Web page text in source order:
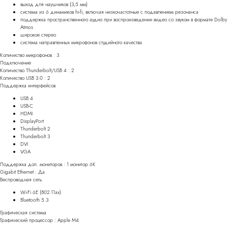
выход для наушников (3,5 мм)
система из 6 динамиков hi-fi, включая низкочастотные с подавлением резонанса
поддержка пространственного аудио при воспроизведении видео со звуком в формате Dolby
Atmos
широкое стерео
система направленных микрофонов студийного качества
Количество микрофонов : 3
Подключение
Количество Thunderbolt/USB 4 : 2
Количество USB 3.0 : 2
Поддержка интерфейсов
USB 4
USB-C
HDMI
DisplayPort
Thunderbolt 2
Thunderbolt 3
DVI
VGA
Поддержка доп. мониторов : 1 монитор 6К
Gigabit Ethernet : Да
Беспроводная сеть
Wi-Fi 6E (802.11ax)
Bluetooth 5.3
Графическая система
Графический процессор : Apple M4